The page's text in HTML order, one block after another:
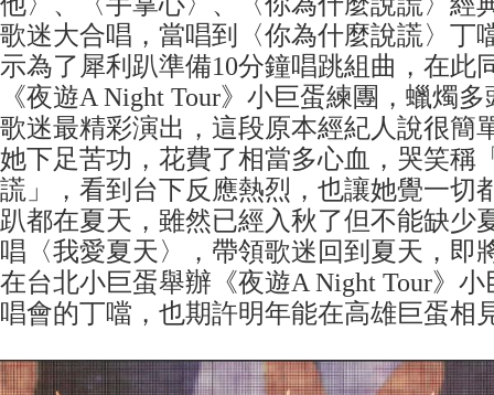
歌迷大合唱，當唱到〈你為什麼說謊〉丁
示為了犀利趴準備10分鐘唱跳組曲，在此
《夜遊A Night Tour》小巨蛋練團，蠟燭
歌迷最精彩演出，這段原本經紀人說很簡
她下足苦功，花費了相當多心血，哭笑稱
謊」，看到台下反應熱烈，也讓她覺一切
趴都在夏天，雖然已經入秋了但不能缺少
唱〈我愛夏天〉，帶領歌迷回到夏天，即
在台北小巨蛋舉辦《夜遊A Night Tour》
唱會的丁噹，也期許明年能在高雄巨蛋相